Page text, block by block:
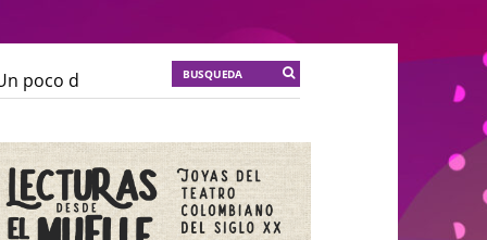
poco de locura para la cordura
Soma
Soma
de Teatro Rosa